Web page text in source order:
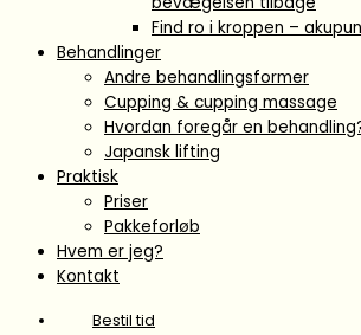
Find ro i kroppen –
Behandlinger
Andre behandlingsformer
Cupping & cupping massage
Hvordan foregår en
Japansk lifting
Praktisk
Priser
Pakkeforløb
Hvem er jeg?
Kontakt
Bestil tid